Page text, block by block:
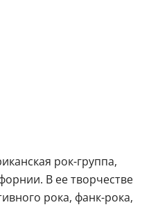
рок-группа,
В ее творчестве
рока, фанк-рока,